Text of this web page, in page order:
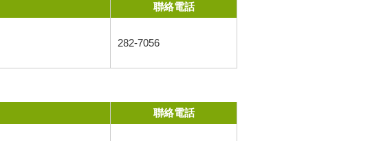
聯絡電話
282-7056
聯絡電話